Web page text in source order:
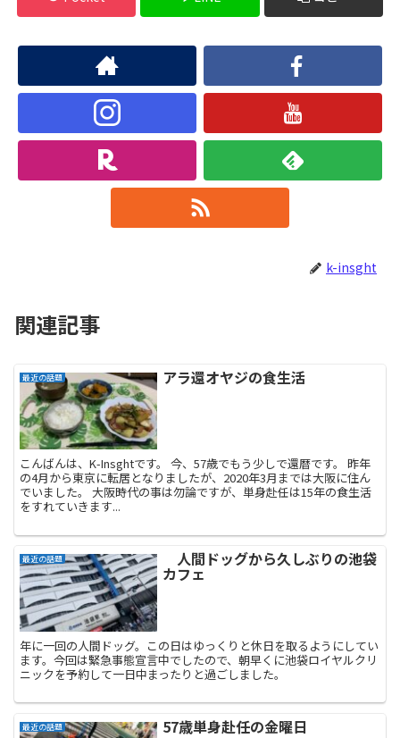
k-insght
関連記事
最近の話題 アラ還オヤジの食生活
こんばんは、K-Insghtです。 今、57歳でもう少しで還暦です。 昨年
の4月から東京に転居となりましたが、2020年3月までは大阪に住ん
でいました。 大阪時代の事は勿論ですが、単身赴任は15年の食生活
をすれていきます...
最近の話題 人間ドッグから久しぶりの池袋
カフェ
年に一回の人間ドッグ。この日はゆっくりと休日を取るようにしてい
ます。今回は緊急事態宣言中でしたので、朝早くに池袋ロイヤルクリ
ニックを予約して一日中まったりと過ごしました。
最近の話題 57歳単身赴任の金曜日